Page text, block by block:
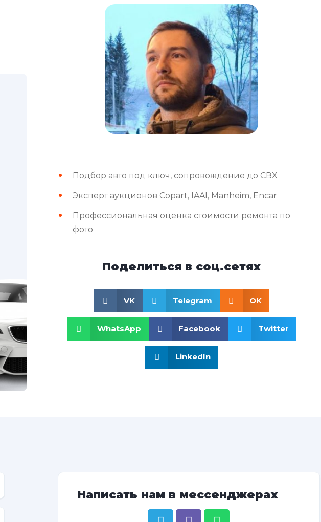
Подбор авто под ключ, сопровождение до СВХ
Эксперт аукционов Copart, IAAI, Manheim, Encar
Профессиональная оценка стоимости ремонта по
фото
Поделиться в соц.сетях
VK Telegram OK
WhatsApp Facebook Twitter
LinkedIn
Написать нам в мессенджерах